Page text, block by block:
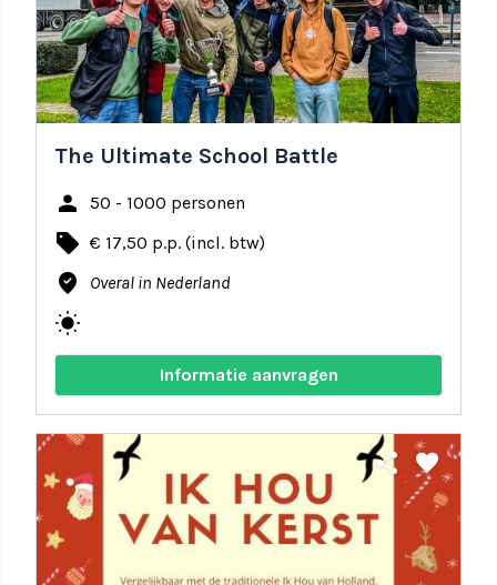
The Ultimate School Battle
person 50 - 1000 personen
local_offer € 17,50 p.p. (incl. btw)
where_to_vote Overal in Nederland
wb_sunny
Informatie aanvragen
share favorite